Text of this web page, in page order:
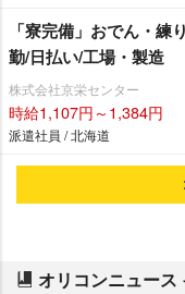
「寮完備」おでん・練
勤/日払い/工場・製造
株式会社京栄センター
時給1,107円～1,384円
派遣社員 / 北海道
オリコンニュース